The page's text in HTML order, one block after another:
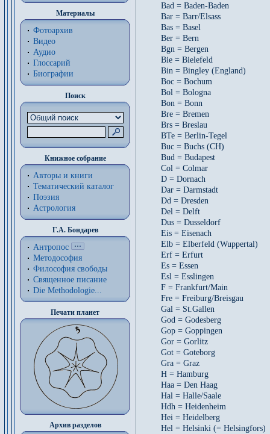
Материалы
Фотоархив
Видео
Аудио
Глоссарий
Биографии
Поиск
Книжное собрание
Авторы и книги
Тематический каталог
Поэзия
Астрология
Г.А. Бондарев
Антропос
Методософия
Философия cвободы
Священное писание
Die Methodologie...
Печати планет
Архив разделов
Bad = Baden-Baden
Bar = Barr/Elsass
Bas = Basel
Ber = Bern
Bgn = Bergen
Bie = Bielefeld
Bin = Bingley (England)
Boc = Bochum
Bol = Bologna
Bon = Bonn
Bre = Bremen
Brs = Breslau
BTe = Berlin-Tegel
Buc = Buchs (CH)
Bud = Budapest
Col = Colmar
D = Dornach
Dar = Darmstadt
Dd = Dresden
Del = Delft
Dus = Dusseldorf
Eis = Eisenach
Elb = Elberfeld (Wuppertal)
Erf = Erfurt
Es = Essen
Esl = Esslingen
F = Frankfurt/Main
Fre = Freiburg/Breisgau
Gal = St.Gallen
God = Godesberg
Gop = Goppingen
Gor = Gorlitz
Got = Goteborg
Gra = Graz
H = Hamburg
Haa = Den Haag
Hal = Halle/Saale
Hdh = Heidenheim
Hei = Heidelberg
Hel = Helsinki (= Helsingfors)